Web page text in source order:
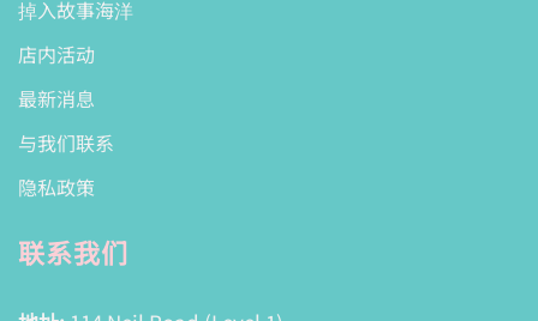
掉入故事海洋
店内活动
最新消息
与我们联系
隐私政策
联系我们